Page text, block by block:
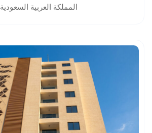
المملكة العربية السعودية